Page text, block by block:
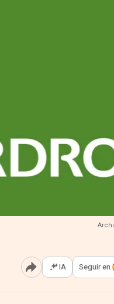
Abrir opciones
IA Seguir en